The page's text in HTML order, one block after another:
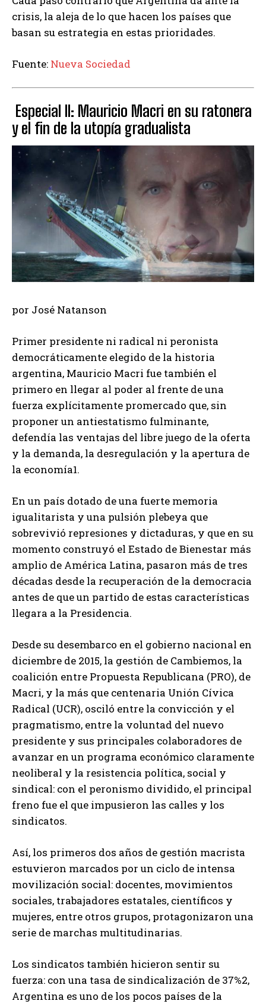
crisis, la aleja de lo que hacen los países que
basan su estrategia en estas prioridades.
Fuente: Nueva Sociedad
Especial II: Mauricio Macri en su ratonera
y el fin de la utopía gradualista
por José Natanson
Primer presidente ni radical ni peronista
democráticamente elegido de la historia
argentina, Mauricio Macri fue también el
primero en llegar al poder al frente de una
fuerza explícitamente promercado que, sin
proponer un antiestatismo fulminante,
defendía las ventajas del libre juego de la oferta
y la demanda, la desregulación y la apertura de
la economía1.
En un país dotado de una fuerte memoria
igualitarista y una pulsión plebeya que
sobrevivió represiones y dictaduras, y que en su
momento construyó el Estado de Bienestar más
amplio de América Latina, pasaron más de tres
décadas desde la recuperación de la democracia
antes de que un partido de estas características
llegara a la Presidencia.
Desde su desembarco en el gobierno nacional en
diciembre de 2015, la gestión de Cambiemos, la
coalición entre Propuesta Republicana (PRO), de
Macri, y la más que centenaria Unión Cívica
Radical (UCR), osciló entre la convicción y el
pragmatismo, entre la voluntad del nuevo
presidente y sus principales colaboradores de
avanzar en un programa económico claramente
neoliberal y la resistencia política, social y
sindical: con el peronismo dividido, el principal
freno fue el que impusieron las calles y los
sindicatos.
Así, los primeros dos años de gestión macrista
estuvieron marcados por un ciclo de intensa
movilización social: docentes, movimientos
sociales, trabajadores estatales, científicos y
mujeres, entre otros grupos, protagonizaron una
serie de marchas multitudinarias.
Los sindicatos también hicieron sentir su
fuerza: con una tasa de sindicalización de 37%2,
Argentina es uno de los pocos países de la